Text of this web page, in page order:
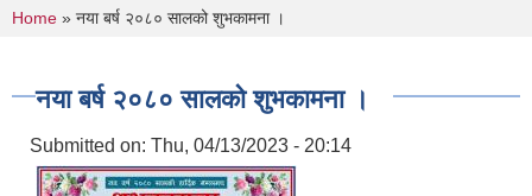
You are here
Home » नया बर्ष २०८० सालको शुभकामना ।
नया बर्ष २०८० सालको शुभकामना ।
Submitted on: Thu, 04/13/2023 - 20:14